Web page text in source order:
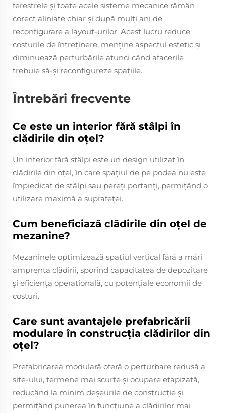
ferestrele și toate acele sisteme mecanice rămân
corect aliniate chiar și după mulți ani de
reconfigurare a layout-urilor. Acest lucru reduce
costurile de întreținere, menține aspectul estetic și
diminuează perturbările atunci când afacerile
trebuie să-și reconfigureze spațiile.
Întrebări frecvente
Ce este un interior fără stâlpi în
clădirile din oțel?
Un interior fără stâlpi este un design utilizat în
clădirile din oțel, în care spațiul de pe podea nu este
împiedicat de stâlpi sau pereți portanți, permițând o
utilizare maximă a suprafeței.
Cum beneficiază clădirile din oțel de
mezanine?
Mezaninele optimizează spațiul vertical fără a mări
amprenta clădirii, sporind capacitatea de depozitare
și eficiența operațională, cu potențiale economii de
costuri.
Care sunt avantajele prefabricării
modulare în construcția clădirilor din
oțel?
Prefabricarea modulară oferă o perturbare redusă a
site-ului, termene mai scurte și ocupare etapizată,
reducând la minim deșeurile de construcție și
permițând punerea în funcțiune a clădirilor mai